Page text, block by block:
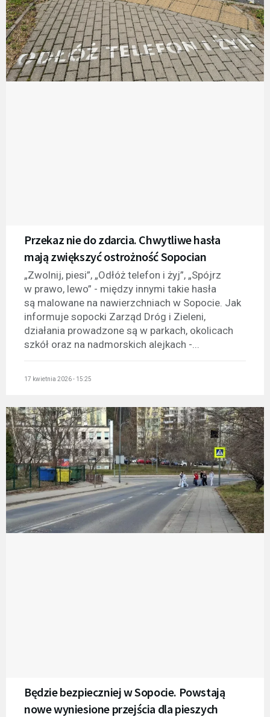
Przekaz nie do zdarcia. Chwytliwe hasła
mają zwiększyć ostrożność Sopocian
„Zwolnij, piesi”, „Odłóż telefon i żyj”, „Spójrz
w prawo, lewo” - między innymi takie hasła
są malowane na nawierzchniach w Sopocie. Jak
informuje sopocki Zarząd Dróg i Zieleni,
działania prowadzone są w parkach, okolicach
szkół oraz na nadmorskich alejkach -...
17 kwietnia 2026 - 15:25
Będzie bezpieczniej w Sopocie. Powstają
nowe wyniesione przejścia dla pieszych